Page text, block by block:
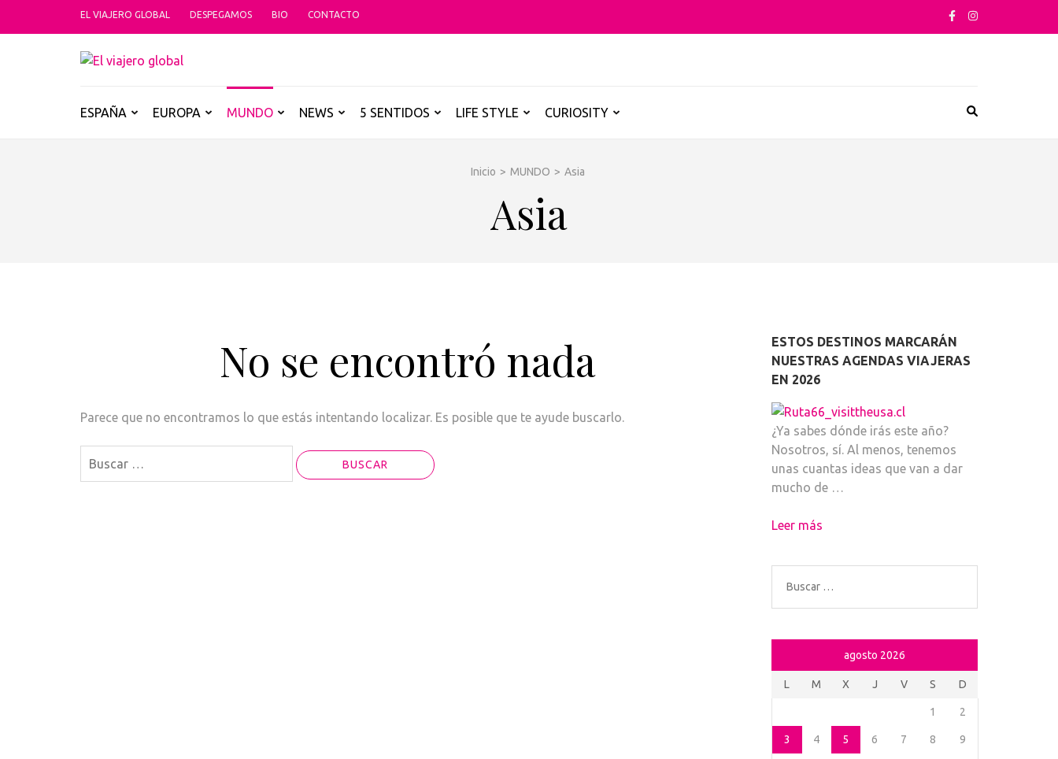
EL VIAJERO GLOBAL DESPEGAMOS BIO CONTACTO
EL VIAJERO GLOBAL
ESPAÑA EUROPA MUNDO NEWS 5 SENTIDOS LIFE STYLE CURIOSITY
Inicio > MUNDO > Asia
Asia
No se encontró nada
Parece que no encontramos lo que estás intentando localizar. Es posible que te ayude buscarlo.
ESTOS DESTINOS MARCARÁN
NUESTRAS AGENDAS VIAJERAS
EN 2026
¿Ya sabes dónde irás este año?
Nosotros, sí. Al menos, tenemos
unas cuantas ideas que van a dar
mucho de …
Leer más
Buscar:
agosto 2026
L M X J V S D
1 2
3 4 5 6 7 8 9